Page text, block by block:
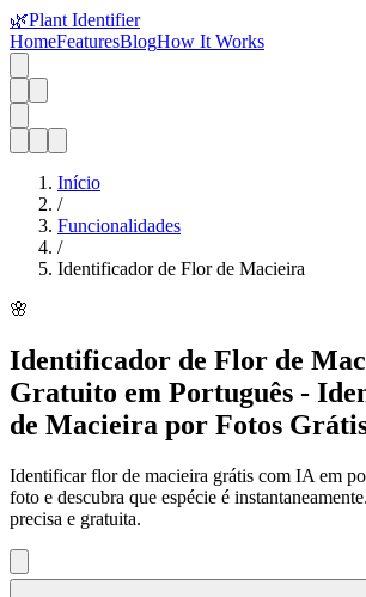
🌿Plant Identifier
HomeFeaturesBlogHow It Works
Início
/
Funcionalidades
/
Identificador de Flor de Macieira
🌸
Identificador de Flor de
Gratuito em Português -
de Macieira por Fotos
Identificar flor de macieira grátis com IA em
foto e descubra que espécie é
precisa e gratuita.